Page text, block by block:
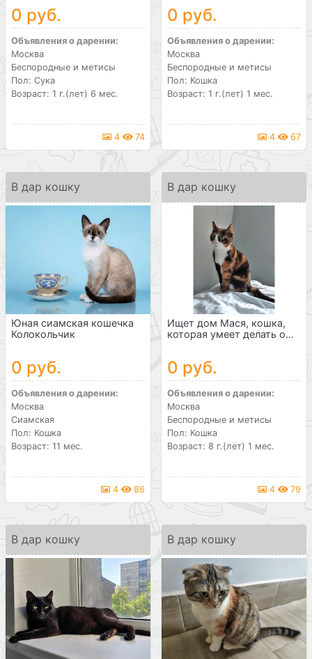
0 руб.
Объявления о дарении:
Москва
Беспородные и метисы
Пол: Сука
Возраст: 1 г.(лет) 6 мес.
4 74
0 руб.
Объявления о дарении:
Москва
Беспородные и метисы
Пол: Кошка
Возраст: 1 г.(лет) 1 мес.
4 67
В дар кошку
Юная сиамская кошечка
Колокольчик
0 руб.
Объявления о дарении:
Москва
Сиамская
Пол: Кошка
Возраст: 11 мес.
4 86
В дар кошку
Ищет дом Мася, кошка,
которая умеет делать о...
0 руб.
Объявления о дарении:
Москва
Беспородные и метисы
Пол: Кошка
Возраст: 8 г.(лет) 1 мес.
4 79
В дар кошку В дар кошку